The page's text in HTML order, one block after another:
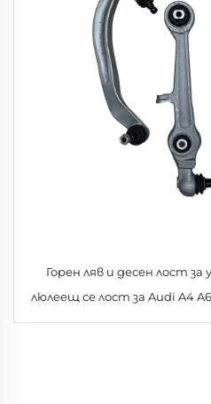
Горен ляв и десен лост
люлеещ се лост за Audi A4
3B3